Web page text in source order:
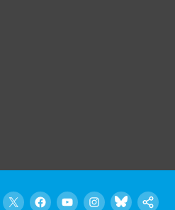
X FacebookYouTubeInstagramBlueskyGoogle